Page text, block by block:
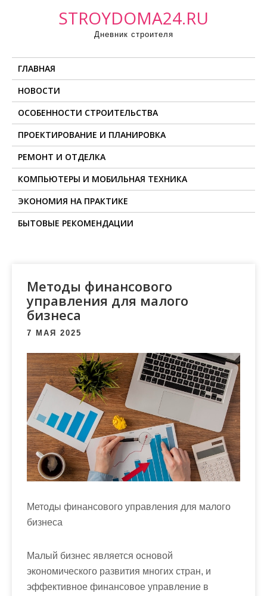
STROYDOMA24.RU
Дневник строителя
ГЛАВНАЯ
НОВОСТИ
ОСОБЕННОСТИ СТРОИТЕЛЬСТВА
ПРОЕКТИРОВАНИЕ И ПЛАНИРОВКА
РЕМОНТ И ОТДЕЛКА
КОМПЬЮТЕРЫ И МОБИЛЬНАЯ ТЕХНИКА
ЭКОНОМИЯ НА ПРАКТИКЕ
БЫТОВЫЕ РЕКОМЕНДАЦИИ
Методы финансового
управления для малого
бизнеса
7 МАЯ 2025
Методы финансового управления для малого
бизнеса
Малый бизнес является основой
экономического развития многих стран, и
эффективное финансовое управление в